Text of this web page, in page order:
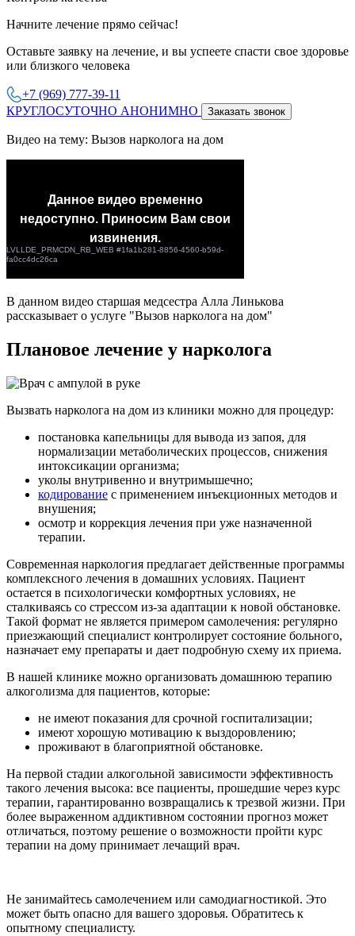
Начните лечение прямо сейчас!
Оставьте заявку на лечение, и вы успеете спасти свое здоровье
или близкого человека
+7 (969) 777-39-11
КРУГЛОСУТОЧНО АНОНИМНО
Заказать звонок
Видео на тему: Вызов нарколога на дом
В данном видео старшая медсестра Алла Линькова
рассказывает о услуге "Вызов нарколога на дом"
Плановое лечение у нарколога
Вызвать нарколога на дом из клиники можно для процедур:
постановка капельницы для вывода из запоя, для
нормализации метаболических процессов, снижения
интоксикации организма;
уколы внутривенно и внутримышечно;
кодирование с применением инъекционных методов и
внушения;
осмотр и коррекция лечения при уже назначенной
терапии.
Современная наркология предлагает действенные программы
комплексного лечения в домашних условиях. Пациент
остается в психологически комфортных условиях, не
сталкиваясь со стрессом из-за адаптации к новой обстановке.
Такой формат не является примером самолечения: регулярно
приезжающий специалист контролирует состояние больного,
назначает ему препараты и дает подробную схему их приема.
В нашей клинике можно организовать домашнюю терапию
алкоголизма для пациентов, которые:
не имеют показания для срочной госпитализации;
имеют хорошую мотивацию к выздоровлению;
проживают в благоприятной обстановке.
На первой стадии алкогольной зависимости эффективность
такого лечения высока: все пациенты, прошедшие через курс
терапии, гарантированно возвращались к трезвой жизни. При
более выраженном аддиктивном состоянии прогноз может
отличаться, поэтому решение о возможности пройти курс
терапии на дому принимает лечащий врач.
Не занимайтесь самолечением или самодиагностикой. Это
может быть опасно для вашего здоровья. Обратитесь к
опытному специалисту.